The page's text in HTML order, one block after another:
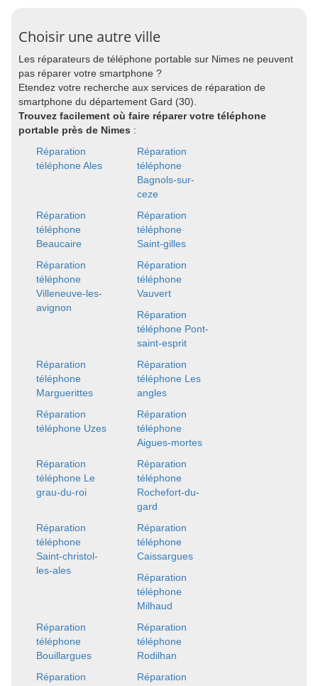
Choisir une autre ville
Les réparateurs de téléphone portable sur Nimes ne peuvent
pas réparer votre smartphone ?
Etendez votre recherche aux services de réparation de
smartphone du département Gard (30).
Trouvez facilement où faire réparer votre téléphone
portable près de Nimes :
Réparation
téléphone Ales
Réparation
téléphone
Bagnols-sur-
ceze
Réparation
téléphone
Beaucaire
Réparation
téléphone
Saint-gilles
Réparation
téléphone
Villeneuve-les-
avignon
Réparation
téléphone
Vauvert
Réparation
téléphone Pont-
saint-esprit
Réparation
téléphone
Marguerittes
Réparation
téléphone Les
angles
Réparation
téléphone Uzes
Réparation
téléphone
Aigues-mortes
Réparation
téléphone Le
grau-du-roi
Réparation
téléphone
Rochefort-du-
gard
Réparation
téléphone
Saint-christol-
les-ales
Réparation
téléphone
Caissargues
Réparation
téléphone
Milhaud
Réparation
téléphone
Bouillargues
Réparation
téléphone
Rodilhan
Réparation
Réparation